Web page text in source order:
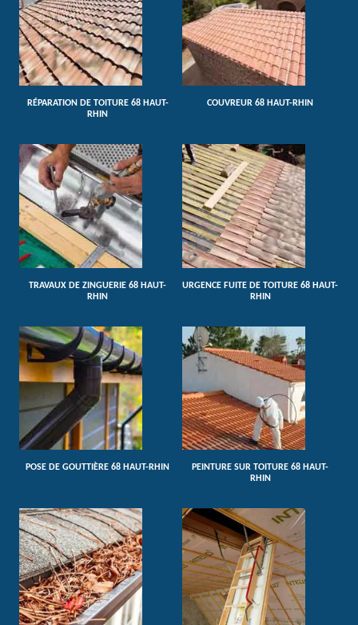
RÉPARATION DE TOITURE 68 HAUT-
RHIN
COUVREUR 68 HAUT-RHIN
TRAVAUX DE ZINGUERIE 68 HAUT-
RHIN
URGENCE FUITE DE TOITURE 68 HAUT-
RHIN
POSE DE GOUTTIÈRE 68 HAUT-RHIN
PEINTURE SUR TOITURE 68 HAUT-
RHIN